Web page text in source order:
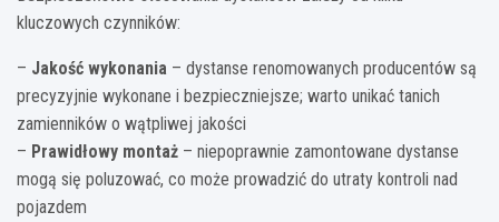
kluczowych czynników:
– Jakość wykonania – dystanse renomowanych producentów są
precyzyjnie wykonane i bezpieczniejsze; warto unikać tanich
zamienników o wątpliwej jakości
– Prawidłowy montaż – niepoprawnie zamontowane dystanse
mogą się poluzować, co może prowadzić do utraty kontroli nad
pojazdem